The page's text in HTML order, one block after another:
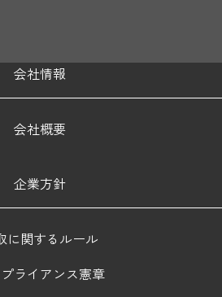
会社情報
会社概要
企業方針
に関するルール
ライアンス憲章